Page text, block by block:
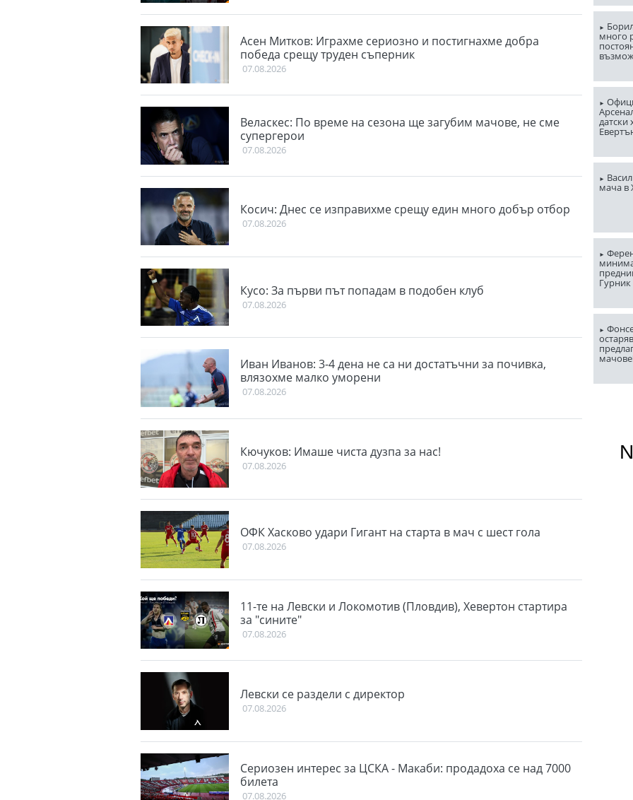
Асен Митков: Играхме сериозно и постигнахме добра
победа срещу труден съперник
07.08.2026
Веласкес: По време на сезона ще загубим мачове, не сме
супергерои
07.08.2026
Косич: Днес се изправихме срещу един много добър отбор
07.08.2026
Кусо: За първи път попадам в подобен клуб
07.08.2026
Иван Иванов: 3-4 дена не са ни достатъчни за почивка,
влязохме малко уморени
07.08.2026
Кючуков: Имаше чиста дузпа за нас!
07.08.2026
ОФК Хасково удари Гигант на старта в мач с шест гола
07.08.2026
11-те на Левски и Локомотив (Пловдив), Хевертон стартира
за "сините"
07.08.2026
Левски се раздели с директор
07.08.2026
Сериозен интерес за ЦСКА - Макаби: продадоха се над 7000
билета
07.08.2026
много
датски
мача в
Гурник